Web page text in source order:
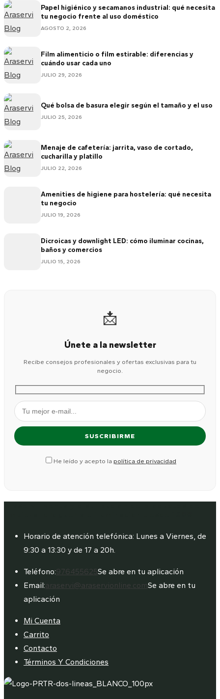
Papel higiénico y secamanos industrial: qué necesita
tu negocio frente al uso doméstico
AGOSTO 2, 2026
Film alimenticio o film estirable: diferencias y
cuándo usar cada uno
JULIO 29, 2026
Qué bolsa de basura elegir según el tamaño y el uso
JULIO 25, 2026
Menaje de cafetería: jarrita, vaso de cortado,
cucharilla y platillo
JULIO 22, 2026
Amenities de higiene para hostelería: qué necesita
tu negocio
JULIO 19, 2026
Dicroicas y downlight LED: cómo iluminar cocinas,
baños y comercios
JULIO 15, 2026
📩
Únete a la newsletter
Recibe consejos profesionales y ofertas exclusivas para tu
negocio.
He leído y acepto la política de privacidad
Horario de atención telefónica: Lunes a Viernes, de
9:30 a 13:30 y de 17 a 20h.
Teléfono:976455625Se abre en tu aplicación
Email:araservi@araservionline.comSe abre en tu
aplicación
Mi Cuenta
Carrito
Contacto
Términos Y Condiciones